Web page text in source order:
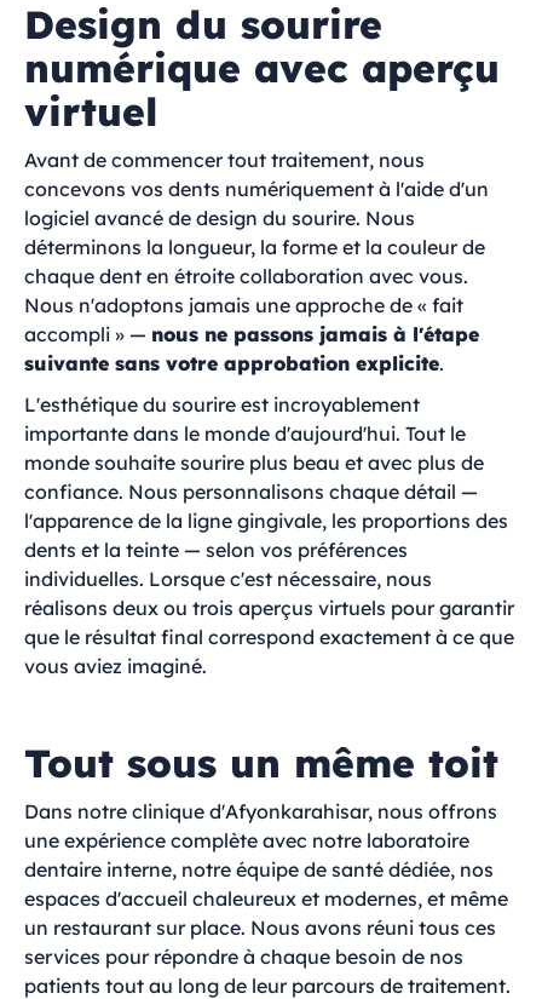
Design du sourire
numérique avec aperçu
virtuel
Avant de commencer tout traitement, nous
concevons vos dents numériquement à l'aide d'un
logiciel avancé de design du sourire. Nous
déterminons la longueur, la forme et la couleur de
chaque dent en étroite collaboration avec vous.
Nous n'adoptons jamais une approche de « fait
accompli » — nous ne passons jamais à l'étape
suivante sans votre approbation explicite.
L'esthétique du sourire est incroyablement
importante dans le monde d'aujourd'hui. Tout le
monde souhaite sourire plus beau et avec plus de
confiance. Nous personnalisons chaque détail —
l'apparence de la ligne gingivale, les proportions des
dents et la teinte — selon vos préférences
individuelles. Lorsque c'est nécessaire, nous
réalisons deux ou trois aperçus virtuels pour garantir
que le résultat final correspond exactement à ce que
vous aviez imaginé.
Tout sous un même toit
Dans notre clinique d'Afyonkarahisar, nous offrons
une expérience complète avec notre laboratoire
dentaire interne, notre équipe de santé dédiée, nos
espaces d'accueil chaleureux et modernes, et même
un restaurant sur place. Nous avons réuni tous ces
services pour répondre à chaque besoin de nos
patients tout au long de leur parcours de traitement.